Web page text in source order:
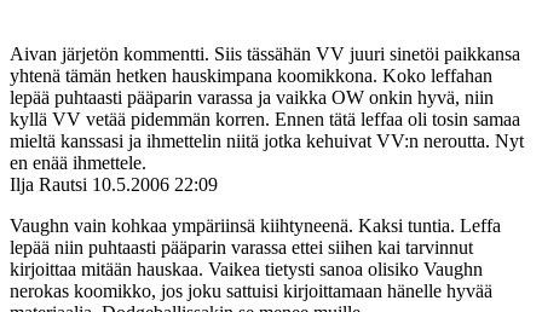
Aivan järjetön kommentti. Siis tässähän VV juuri sinetöi paikkansa
yhtenä tämän hetken hauskimpana koomikkona. Koko leffahan
lepää puhtaasti pääparin varassa ja vaikka OW onkin hyvä, niin
kyllä VV vetää pidemmän korren. Ennen tätä leffaa oli tosin samaa
mieltä kanssasi ja ihmettelin niitä jotka kehuivat VV:n neroutta. Nyt
en enää ihmettele.
Ilja Rautsi 10.5.2006 22:09
Vaughn vain kohkaa ympäriinsä kiihtyneenä. Kaksi tuntia. Leffa
lepää niin puhtaasti pääparin varassa ettei siihen kai tarvinnut
kirjoittaa mitään hauskaa. Vaikea tietysti sanoa olisiko Vaughn
nerokas koomikko, jos joku sattuisi kirjoittamaan hänelle hyvää